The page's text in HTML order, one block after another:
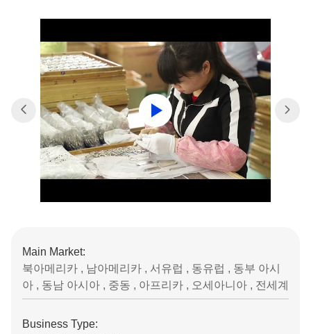
Main Market:
북아메리카 , 남아메리카 , 서유럽 , 동유럽 , 동부 아시
아 , 동남 아시아 , 중동 , 아프리카 , 오세아니아 , 전세계
Business Type: